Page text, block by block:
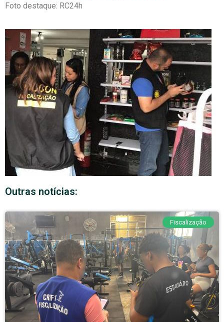
Foto destaque: RC24h
Outras notícias:
Fiscalização